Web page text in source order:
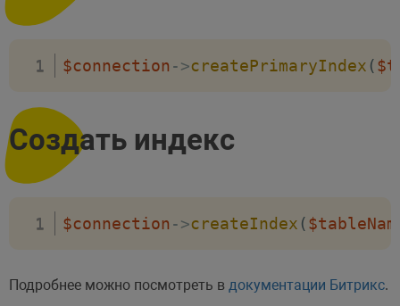
$connection->createPrimaryIndex (
Создать индекс
$connection->createIndex (
Подробнее можно посмотреть в документации Битрикс.